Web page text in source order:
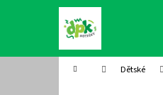
Domů Dětské
í
Zpět
do
Zpět
do